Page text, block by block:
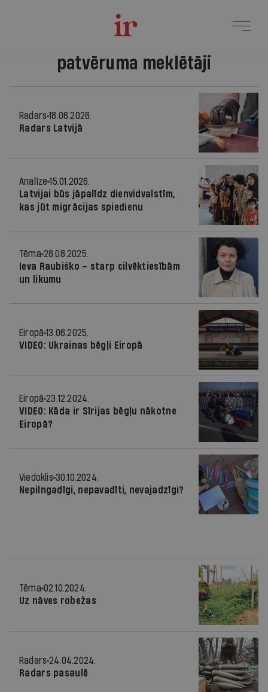
patvēruma meklētāji
Radars 18.06.2026.
Radars Latvijā
Analīze 15.01.2026.
Latvijai būs jāpalīdz dienvidvalstīm,
kas jūt migrācijas spiedienu
Tēma 28.08.2025.
Ieva Raubiško – starp cilvēktiesībām
un likumu
Eiropā 13.06.2025.
VIDEO: Ukrainas bēgļi Eiropā
Eiropā 23.12.2024.
VIDEO: Kāda ir Sīrijas bēgļu nākotne
Eiropā?
Viedoklis 30.10.2024.
Nepilngadīgi, nepavadīti, nevajadzīgi?
Tēma 02.10.2024.
Uz nāves robežas
Radars 24.04.2024.
Radars pasaulē